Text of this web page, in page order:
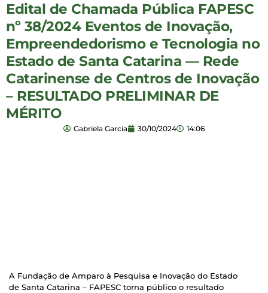
Edital de Chamada Pública FAPESC
nº 38/2024 Eventos de Inovação,
Empreendedorismo e Tecnologia no
Estado de Santa Catarina — Rede
Catarinense de Centros de Inovação
– RESULTADO PRELIMINAR DE
MÉRITO
Gabriela Garcia 30/10/2024 14:06
A Fundação de Amparo à Pesquisa e Inovação do Estado
de Santa Catarina – FAPESC torna público o resultado